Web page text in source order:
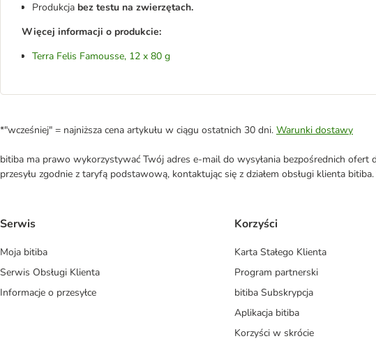
Produkcja bez testu na zwierzętach.
Więcej informacji o produkcie:
Terra Felis Famousse, 12 x 80 g
*"wcześniej" = najniższa cena artykułu w ciągu ostatnich 30 dni. Warunki dostawy
bitiba ma prawo wykorzystywać Twój adres e-mail do wysyłania bezpośrednich
przesyłu zgodnie z taryfą podstawową, kontaktując się z działem obsługi klienta
Serwis
Moja bitiba
Serwis Obsługi Klienta
Informacje o przesyłce
Korzyści
Karta Stałego Klienta
Program partnerski
bitiba Subskrypcja
Aplikacja bitiba
Korzyści w skrócie